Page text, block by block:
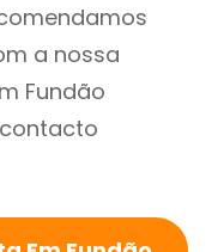
a nossa
Fundão